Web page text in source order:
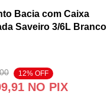
Bacia com Caixa
Saveiro 3/6L Branco
12% OFF
,91NO PIX